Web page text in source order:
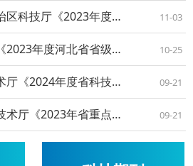
关于转发新疆维吾尔自治区科技厅《2023年度自治区重大科技专项、重点研发任务专项申报指南》的通知 11-03
关于河北省科学技术厅《2023年度河北省省级科技计划基础研究专项基础研究重大项目申报指南》的通知 10-25
关于转发河南省科学技术厅《2024年度省科技攻关项目指南》的通知 09-21
关于转发黑龙江省科学技术厅《2023年省重点研发计划重点专项项目指南》的通知 09-21